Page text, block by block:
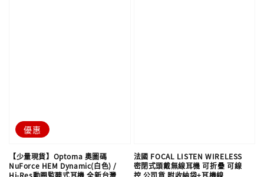
優惠
【少量現貨】Optoma 奧圖碼
NuForce HEM Dynamic(白色) /
Hi-Res動圈監聽式耳機 全新台灣
法國 FOCAL LISTEN WIRELESS
密閉式頭戴無線耳機 可折疊 可線
控 公司貨 附收納袋+耳機線